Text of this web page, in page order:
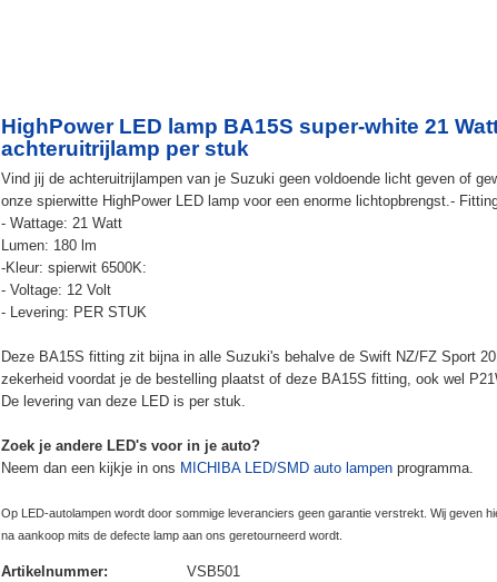
HighPower LED lamp BA15S super-white 21
achteruitrijlamp per stuk
Vind jij de achteruitrijlampen van je Suzuki geen voldoende licht geven of
onze spierwitte HighPower LED lamp voor een enorme lichtopbrengst.-
- Wattage: 21 Watt
Lumen: 180 lm
-Kleur: spierwit 6500K:
- Voltage: 12 Volt
- Levering: PER STUK
Deze BA15S fitting zit bijna in alle Suzuki's behalve de Swift NZ/FZ Sport
zekerheid voordat je de bestelling plaatst of deze BA15S fitting, ook wel
De levering van deze LED is per stuk.
Zoek je andere LED's voor in je auto?
Neem dan een kijkje in ons MICHIBA LED/SMD auto lampenprogramma.
Op LED-autolampen wordt door sommige leveranciers geen garantie verstrekt. Wij geven
na aankoop mits de defecte lamp aan ons geretourneerd wordt.
Artikelnummer: VSB501